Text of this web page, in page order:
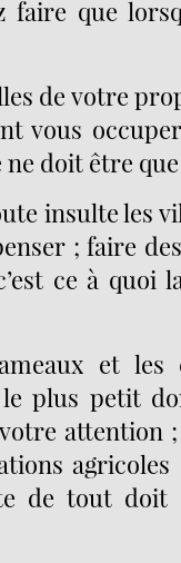
faire que
de votre
vous
ne doit être
insulte les
; faire
ce à quoi
et les
plus petit
attention
agricoles
de tout doit